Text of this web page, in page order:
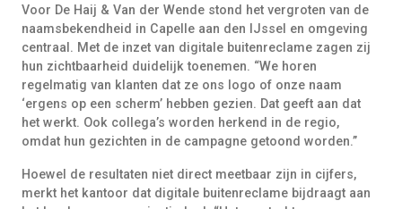
Voor De Haij & Van der Wende stond het vergroten van de
naamsbekendheid in Capelle aan den IJssel en omgeving
centraal. Met de inzet van digitale buitenreclame zagen zij
hun zichtbaarheid duidelijk toenemen. “We horen
regelmatig van klanten dat ze ons logo of onze naam
‘ergens op een scherm’ hebben gezien. Dat geeft aan dat
het werkt. Ook collega’s worden herkend in de regio,
omdat hun gezichten in de campagne getoond worden.”
Hoewel de resultaten niet direct meetbaar zijn in cijfers,
merkt het kantoor dat digitale buitenreclame bijdraagt aan